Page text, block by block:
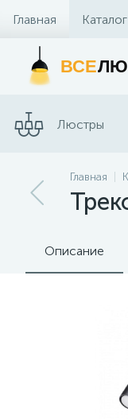
Главная Каталог
Контакты и
ВСЕ
Люстры
Споты
Главная
Описание